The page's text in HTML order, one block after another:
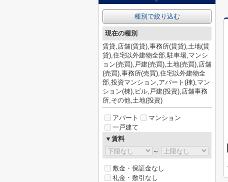
種別で絞り込む
現在の種別
賃貸,店舗(賃貸),事務所(賃貸),土地(賃
貸),住宅以外建物全部,駐車場,マンシ
ョン(売買),戸建(売買),土地(売買),店舗
(売買),事務所(売買),住宅以外建物全
部,投資マンション,アパート(棟),マン
ション(棟),ビル,戸建(投資),店舗事務
所,その他,土地(投資)
アパート
マンション
一戸建て
▼賃料
～
敷金・保証金なし
礼金・敷引なし